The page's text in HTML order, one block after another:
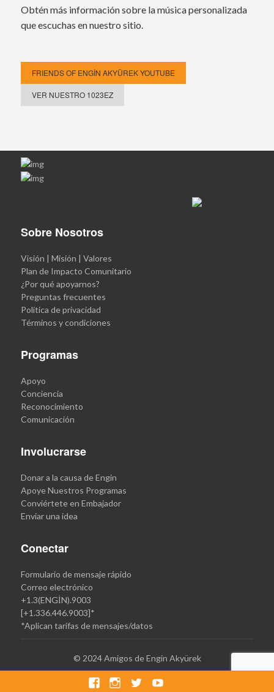
Obtén más información sobre la música personalizada
que escuchas en nuestro sitio.
FRIENDS OF ENGİN AKYÜREK YOUTUBE
VER NUESTRO 1023EZ
Sobre Nosotros
Visión | Misión | Valores
Plan de Impacto Comunitario
¿Por qué apoyarnos?
Preguntas frecuentes
Política de privacidad
Términos y condiciones
Programas
Apoyo
Conciencia
Reconocimiento
Comunicación
Involucrarse
Donar a la causa de Engin
Apoye Nuestros Programas
Conviértete en Embajador
Enviar una idea
Conectar
Formulario de mensaje rápido
Correo electrónico
+1.3(ENGİN).9003
[+1.336.446.9003]*
*Aplican tarifas de mensajes/datos
© 2024 Amigos de Engin Akyürek
FacebookInstagram
GorjeoYoutube